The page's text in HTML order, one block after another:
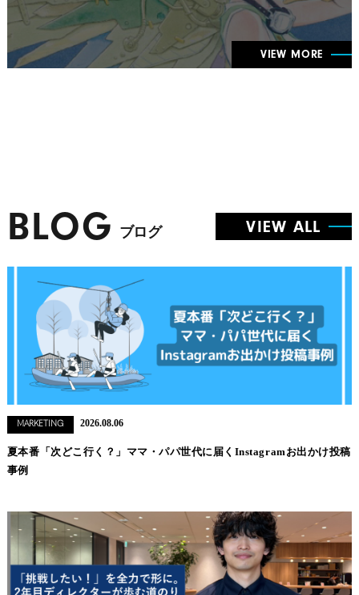
VIEW MORE
BLOG ブログ VIEW ALL
MARKETING 2026.08.06
夏本番「次どこ行く？」ママ・パパ世代に届くInstagramお出かけ投稿
事例